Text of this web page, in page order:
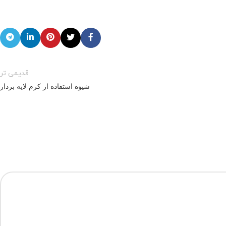
قدیمی تر
شیوه استفاده از کرم لایه بردار